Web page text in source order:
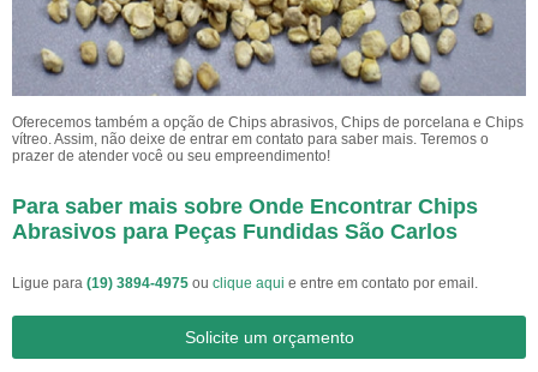
Oferecemos também a opção de Chips abrasivos, Chips de porcelana e Chips
vítreo. Assim, não deixe de entrar em contato para saber mais. Teremos o
prazer de atender você ou seu empreendimento!
Para saber mais sobre Onde Encontrar Chips
Abrasivos para Peças Fundidas São Carlos
Ligue para (19) 3894-4975 ou clique aqui e entre em contato por email.
Solicite um orçamento